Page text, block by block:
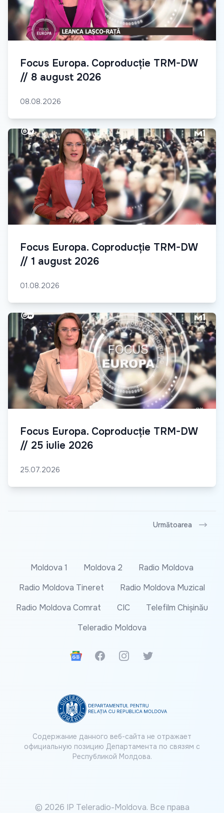
Focus Europa. Coproducție TRM-DW
// 8 august 2026
08.08.2026
Focus Europa. Coproducție TRM-DW
// 1 august 2026
01.08.2026
Focus Europa. Coproducție TRM-DW
// 25 iulie 2026
25.07.2026
Următoarea
Moldova 1 Moldova 2
Radio Moldova
Radio Moldova Tineret
Radio Moldova Muzical
Radio Moldova Comrat
CIC
Telefilm Chișinău
Teleradio Moldova
Google News
FacebookInstagramTwitter
Содержание данного веб-сайта не отражает
официальную позицию Департамента по связям с
Республикой Молдова.
© 2026 IP Teleradio-Moldova. Все права